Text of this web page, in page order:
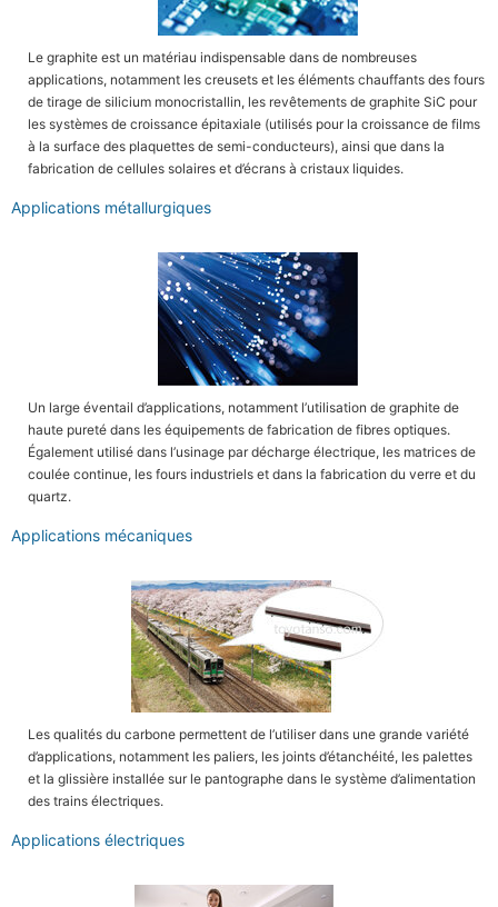
Le graphite est un matériau indispensable dans de nombreuses
applications, notamment les creusets et les éléments chauffants des fours
de tirage de silicium monocristallin, les revêtements de graphite SiC pour
les systèmes de croissance épitaxiale (utilisés pour la croissance de films
à la surface des plaquettes de semi-conducteurs), ainsi que dans la
fabrication de cellules solaires et d’écrans à cristaux liquides.
Applications métallurgiques
Un large éventail d’applications, notamment l’utilisation de graphite de
haute pureté dans les équipements de fabrication de fibres optiques.
Également utilisé dans l’usinage par décharge électrique, les matrices de
coulée continue, les fours industriels et dans la fabrication du verre et du
quartz.
Applications mécaniques
Les qualités du carbone permettent de l’utiliser dans une grande variété
d’applications, notamment les paliers, les joints d’étanchéité, les palettes
et la glissière installée sur le pantographe dans le système d’alimentation
des trains électriques.
Applications électriques